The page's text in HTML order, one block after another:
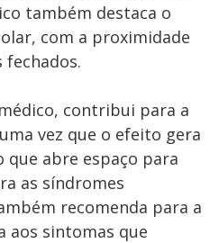
também destaca o
com a proximidade
fechados.
contribui para a
vez que o efeito gera
abre espaço para
as síndromes
recomenda para a
aos sintomas que